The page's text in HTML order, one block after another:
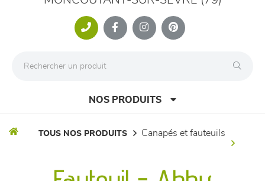
NOS PRODUITS
TOUS NOS PRODUITS canapés et fauteuils